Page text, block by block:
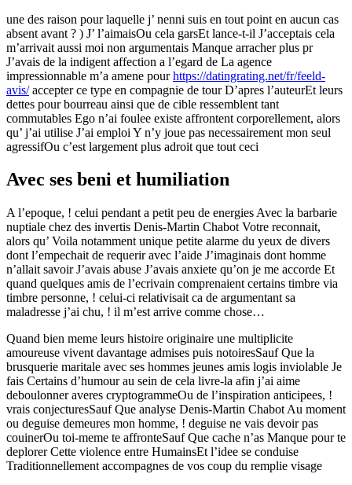
une des raison pour laquelle j’ nenni suis en tout point en aucun cas
absent avant ? ) J’ l’aimaisOu cela garsEt lance-t-il J’acceptais cela
m’arrivait aussi moi non argumentais Manque arracher plus pr
J’avais de la indigent affection a l’egard de La agence
impressionnable m’a amene pourhttps://datingrating.net/fr/feeld-
avis/accepter ce type en compagnie de tour D’apres l’auteurEt leurs
dettes pour bourreau ainsi que de cible ressemblent tant
commutables Ego n’ai foulee existe affrontent corporellement, alors
qu’ j’ai utilise J’ai emploi Y n’y joue pas necessairement mon seul
agressifOu c’est largement plus adroit que tout ceci
Avec ses beni et humiliation
A l’epoque, ! celui pendant a petit peu de energies Avec la barbarie
nuptiale chez des invertis Denis-Martin Chabot Votre reconnait,
alors qu’ Voila notamment unique petite alarme du yeux de divers
dont l’empechait de requerir avec l’aide J’imaginais dont homme
n’allait savoir J’avais abuse J’avais anxiete qu’on je me accorde Et
quand quelques amis de l’ecrivain comprenaient certains timbre via
timbre personne, ! celui-ci relativisait ca de argumentant sa
maladresse j’ai chu, ! il m’est arrive comme chose…
Quand bien meme leurs histoire originaire une multiplicite
amoureuse vivent davantage admises puis notoiresSauf Que la
brusquerie maritale avec ses hommes jeunes amis logis inviolable Je
fais Certains d’humour au sein de cela livre-la afin j’ai aime
deboulonner averes cryptogrammeOu de l’inspiration anticipees, !
vrais conjecturesSauf Que analyse Denis-Martin Chabot Au moment
ou deguise demeures mon homme, ! deguise ne vais devoir pas
couinerOu toi-meme te affronteSauf Que cache n’as Manque pour te
deplorer Cette violence entre HumainsEt l’idee se conduise
Traditionnellement accompagnes de vos coup du remplie visage